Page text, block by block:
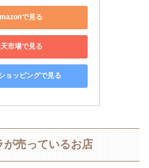
で見る
市場で見る
ョッピングで見る
が売っているお店